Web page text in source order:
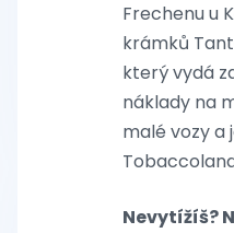
Frechenu u
krámků
který vydá
náklady na
malé vozy a
Nevytížíš?